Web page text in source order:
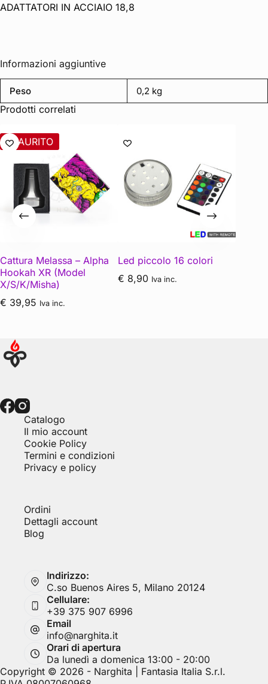
ADATTATORI IN ACCIAIO 18,8
Informazioni aggiuntive
Peso 0,2 kg
Prodotti correlati
ESAURITO
Cattura Melassa – Alpha
Hookah XR (Model
X/S/K/Misha)
€ 39,95 Iva inc.
Led piccolo 16 colori
€ 8,90 Iva inc.
Catalogo
Il mio account
Cookie Policy
Termini e condizioni
Privacy e policy
Ordini
Dettagli account
Blog
Indirizzo:
C.so Buenos Aires 5, Milano 20124
Cellulare:
+39 375 907 6996
Email
info@narghita.it
Orari di apertura
Da lunedì a domenica 13:00 - 20:00
Copyright © 2026 - Narghita | Fantasia Italia S.r.l.